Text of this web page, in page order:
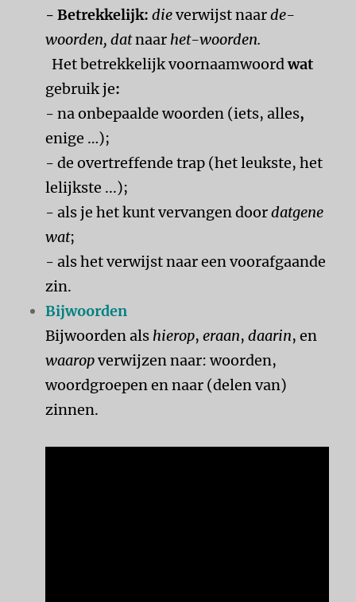
- Betrekkelijk: dieverwijst naarde-
woorden, datnaar het-woorden.
Het betrekkelijk voornaamwoordwat
gebruik je:
- na onbepaalde woorden (iets, alles,
enige …);
- de overtreffende trap (het leukste, het
lelijkste ...);
- als je het kunt vervangen doordatgene
wat;
- als het verwijst naar een voorafgaande
zin.
Bijwoorden
Bijwoorden als hierop, eraan, daarin, en
waaropverwijzen naar: woorden,
woordgroepen en naar (delen van)
zinnen.